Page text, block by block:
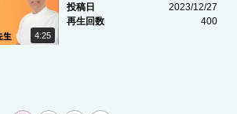
4:25
投稿日
2023/12/27
再生回数
400